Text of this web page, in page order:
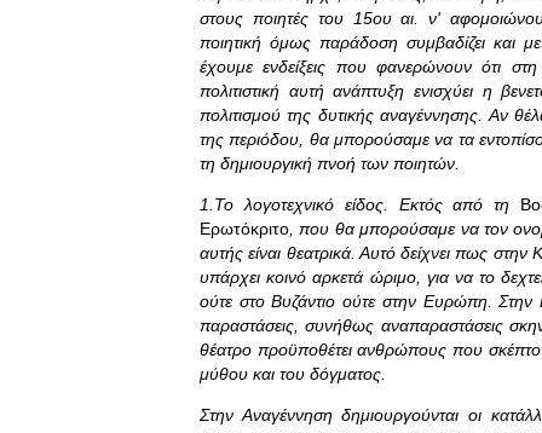
στους ποιητές του 15ου αι. ν'
ποιητική όμως παράδοση συμβαδίζει και
έχουμε ενδείξεις που φανερώνουν ότι
πολιτιστική αυτή ανάπτυξη ενισχύει η
πολιτισμού της δυτικής αναγέννησης. Αν
της περιόδου, θα μπορούσαμε να τα
τη δημιουργική πνοή των ποιητών.
1.Το λογοτεχνικό είδος. Εκτός από τη
Ερωτόκριτο, που θα μπορούσαμε να τον
αυτής είναι θεατρικά. Αυτό δείχνει πως
υπάρχει κοινό αρκετά ώριμο, για να το
ούτε στο Βυζάντιο ούτε στην Ευρώπη.
παραστάσεις, συνήθως αναπαραστάσεις
θέατρο προϋποθέτει ανθρώπους που
μύθου και του δόγματος.
Στην Αναγέννηση δημιουργούνται οι